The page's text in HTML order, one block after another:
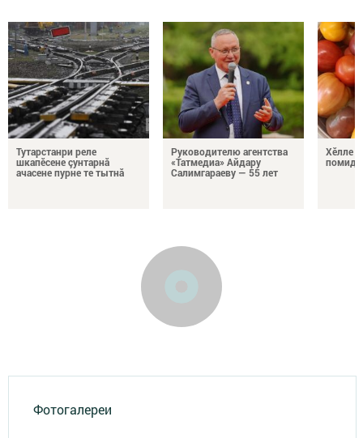
Тутарстанри реле
шкапӗсене çунтарнă
ачасене пурне те тытнă
Руководителю агентства
«Татмедиа» Айдару
Салимгараеву — 55 лет
Хӗлле
Фотогалереи